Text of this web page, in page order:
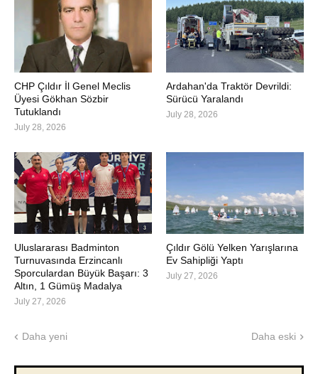
CHP Çıldır İl Genel Meclis
Üyesi Gökhan Sözbir
Tutuklandı
July 28, 2026
Ardahan'da Traktör Devrildi:
Sürücü Yaralandı
July 28, 2026
Uluslararası Badminton
Turnuvasında Erzincanlı
Sporculardan Büyük Başarı: 3
Altın, 1 Gümüş Madalya
July 27, 2026
Çıldır Gölü Yelken Yarışlarına
Ev Sahipliği Yaptı
July 27, 2026
Daha yeni Daha eski